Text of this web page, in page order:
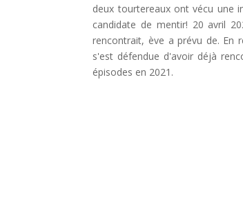
deux tourtereaux ont vécu une
candidate de mentir! 20 avril
rencontrait, ève a prévu de. En
s'est défendue d'avoir déjà
épisodes en 2021.